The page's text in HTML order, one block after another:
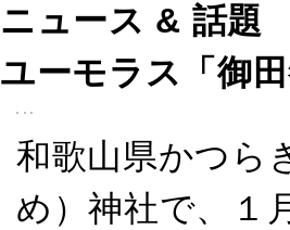
ニュース & 話題
ユーモラス「御
和歌山県かつら
め）神社で、１